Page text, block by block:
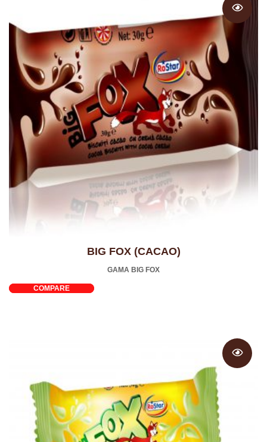
BIG FOX (CACAO)
GAMA BIG FOX
COMPARE